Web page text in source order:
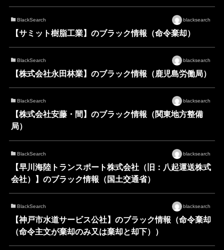
BlackSearch blacksearch
【サミット樹脂工業】のブラック情報（命令棄却）
BlackSearch blacksearch
【株式会社永田林業】のブラック情報（鹿児島労働局）
BlackSearch blacksearch
【株式会社安藤・間】のブラック情報（関東地方整備
局）
BlackSearch blacksearch
【早川海陸トランスポート株式会社（旧：八起運送株式
会社）】のブラック情報（国土交通省）
BlackSearch blacksearch
【神戸市水道サービス公社】のブラック情報（命令棄却
（命令主文が棄却のみ又は棄却と却下））